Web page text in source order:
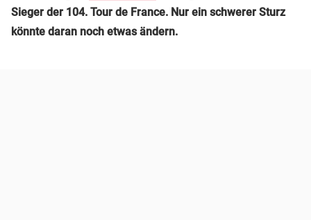
Sieger der 104. Tour de France. Nur ein schwerer Sturz
könnte daran noch etwas ändern.